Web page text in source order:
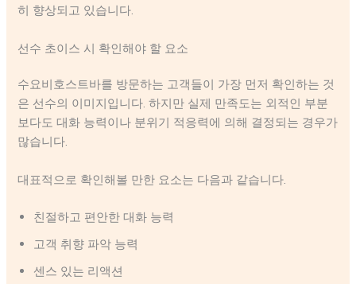
히 향상되고 있습니다.
선수 초이스 시 확인해야 할 요소
수요비호스트바를 방문하는 고객들이 가장 먼저 확인하는 것
은 선수의 이미지입니다. 하지만 실제 만족도는 외적인 부분
보다도 대화 능력이나 분위기 적응력에 의해 결정되는 경우가
많습니다.
대표적으로 확인해볼 만한 요소는 다음과 같습니다.
친절하고 편안한 대화 능력
고객 취향 파악 능력
센스 있는 리액션